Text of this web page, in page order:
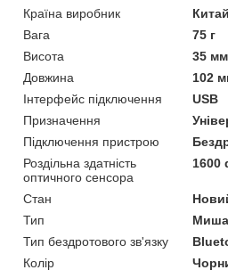
Країна виробник
Китай
Вага
75 г
Висота
35 мм
Довжина
102
Інтерфейс підключення
USB
Призначення
Підключення пристрою
Роздільна здатність
оптичного сенсора
1600
Стан
Тип
Миша
Тип бездротового зв'язку
Колір